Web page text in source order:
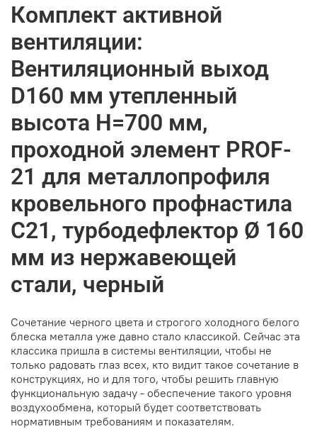
Комплект активной
вентиляции:
Вентиляционный выход
D160 мм утепленный
высота H=700 мм,
проходной элемент PROF-
21 для металлопрофиля
кровельного профнастила
С21, турбодефлектор Ø 160
мм из нержавеющей
стали, черный
Сочетание черного цвета и строгого холодного белого
блеска металла уже давно стало классикой. Сейчас эта
классика пришла в системы вентиляции, чтобы не
только радовать глаз всех, кто видит такое сочетание в
конструкциях, но и для того, чтобы решить главную
функциональную задачу - обеспечение такого уровня
воздухообмена, который будет соответствовать
нормативным требованиям и показателям.